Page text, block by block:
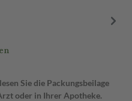
Sie die Packungsbeilage
oder in Ihrer Apotheke.